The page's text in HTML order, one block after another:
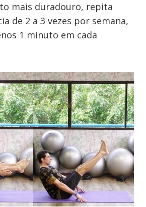
mais duradouro, repita
de 2 a 3 vezes por semana,
1 minuto em cada